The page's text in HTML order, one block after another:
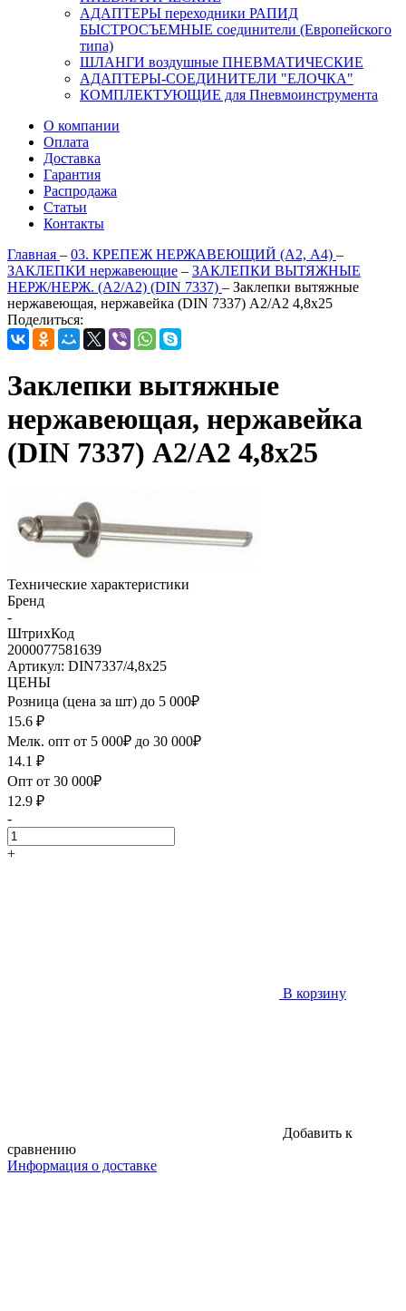
АДАПТЕРЫ переходники РАПИД
БЫСТРОСЪЕМНЫЕ соединители (Европейского
типа)
ШЛАНГИ воздушные ПНЕВМАТИЧЕСКИЕ
АДАПТЕРЫ-СОЕДИНИТЕЛИ "ЕЛОЧКА"
КОМПЛЕКТУЮЩИЕ для Пневмоинструмента
О компании
Оплата
Доставка
Гарантия
Распродажа
Статьи
Контакты
Главная – 03. КРЕПЕЖ НЕРЖАВЕЮЩИЙ (А2, А4) –
ЗАКЛЕПКИ нержавеющие – ЗАКЛЕПКИ ВЫТЯЖНЫЕ
НЕРЖ/НЕРЖ. (A2/A2) (DIN 7337) – Заклепки вытяжные
нержавеющая, нержавейка (DIN 7337) A2/A2 4,8х25
Поделиться:
Заклепки вытяжные
нержавеющая, нержавейка
(DIN 7337) A2/A2 4,8х25
Технические характеристики
Бренд
-
ШтрихКод
2000077581639
Артикул: DIN7337/4,8х25
ЦЕНЫ
Розница (цена за шт) до 5 000₽
15.6 ₽
Мелк. опт от 5 000₽ до 30 000₽
14.1 ₽
Опт от 30 000₽
12.9 ₽
-
+
В корзину
Добавить к
сравнению
Информация о доставке